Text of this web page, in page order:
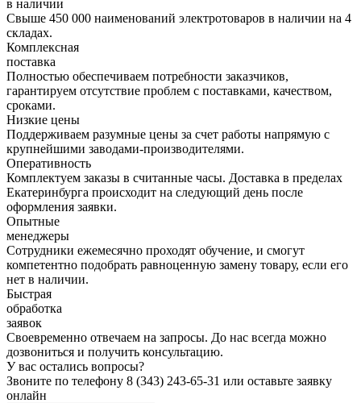
в наличии
Свыше 450 000 наименований электротоваров в наличии на 4
складах.
Комплексная
поставка
Полностью обеспечиваем потребности заказчиков,
гарантируем отсутствие проблем с поставками, качеством,
сроками.
Низкие цены
Поддерживаем разумные цены за счет работы напрямую с
крупнейшими заводами-производителями.
Оперативность
Комплектуем заказы в считанные часы. Доставка в пределах
Екатеринбурга происходит на следующий день после
оформления заявки.
Опытные
менеджеры
Сотрудники ежемесячно проходят обучение, и смогут
компетентно подобрать равноценную замену товару, если его
нет в наличии.
Быстрая
обработка
заявок
Своевременно отвечаем на запросы. До нас всегда можно
дозвониться и получить консультацию.
У вас остались вопросы?
Звоните по телефону 8 (343) 243-65-31 или оставьте заявку
онлайн